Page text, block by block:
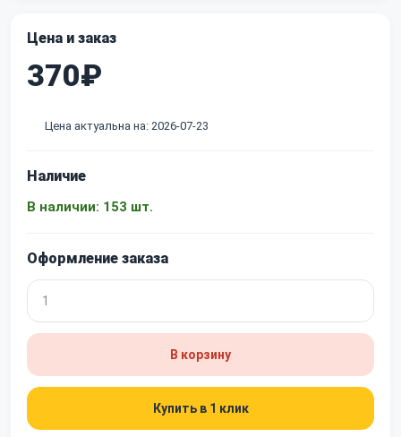
Цена и заказ
370₽
Цена актуальна на: 2026-07-23
Наличие
В наличии: 153 шт.
Оформление заказа
В корзину
Купить в 1 клик